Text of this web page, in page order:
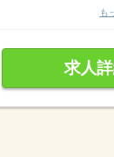
も
求人